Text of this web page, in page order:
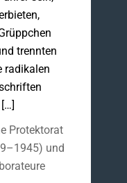
trennten
radikalen
Protektorat
und